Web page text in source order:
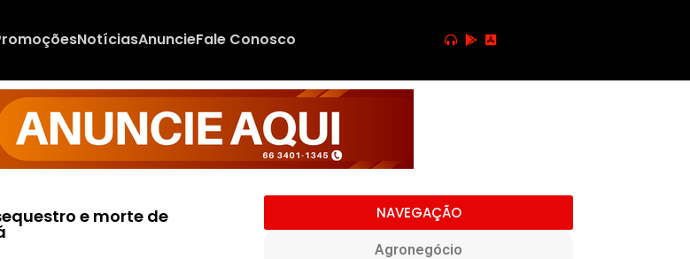
NotíciasAnuncieFale Conosco
e morte de NAVEGAÇÃO
Agronegócio